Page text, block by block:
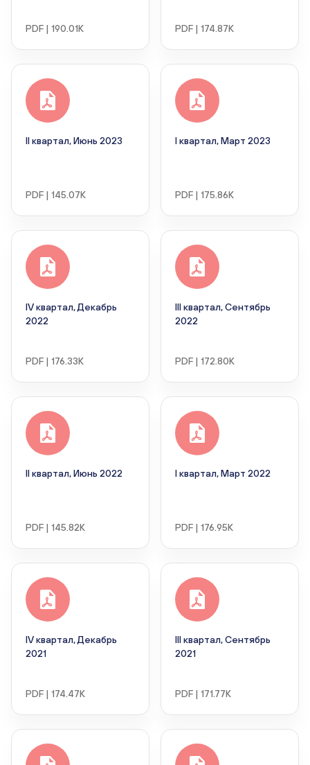
PDF | 190.01K PDF | 174.87K
II квартал, Июнь 2023
PDF | 145.07K
I квартал, Март 2023
PDF | 175.86K
IV квартал, Декабрь
2022
PDF | 176.33K
III квартал, Сентябрь
2022
PDF | 172.80K
II квартал, Июнь 2022
PDF | 145.82K
I квартал, Март 2022
PDF | 176.95K
IV квартал, Декабрь
2021
PDF | 174.47K
III квартал, Сентябрь
2021
PDF | 171.77K